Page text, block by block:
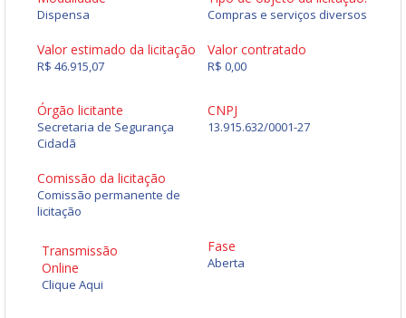
Dispensa Compras e serviços diversos
Valor estimado da licitação
R$ 46.915,07
Valor contratado
R$ 0,00
Órgão licitante
Secretaria de Segurança
Cidadã
CNPJ
13.915.632/0001-27
Comissão da licitação
Comissão permanente de
licitação
Transmissão
Online
Clique Aqui
Fase
Aberta